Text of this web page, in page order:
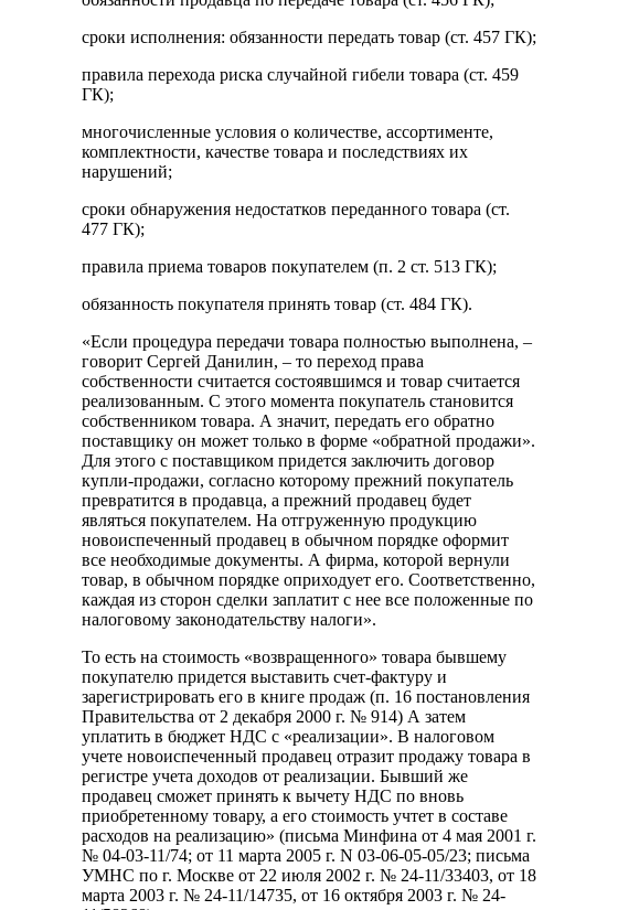
сроки исполнения: обязанности передать товар (ст. 457 ГК);
правила перехода риска случайной гибели товара (ст. 459
ГК);
многочисленные условия о количестве, ассортименте,
комплектности, качестве товара и последствиях их
нарушений;
сроки обнаружения недостатков переданного товара (ст.
477 ГК);
правила приема товаров покупателем (п. 2 ст. 513 ГК);
обязанность покупателя принять товар (ст. 484 ГК).
«Если процедура передачи товара полностью выполнена, –
говорит Сергей Данилин, – то переход права
собственности считается состоявшимся и товар считается
реализованным. С этого момента покупатель становится
собственником товара. А значит, передать его обратно
поставщику он может только в форме «обратной продажи».
Для этого с поставщиком придется заключить договор
купли-продажи, согласно которому прежний покупатель
превратится в продавца, а прежний продавец будет
являться покупателем. На отгруженную продукцию
новоиспеченный продавец в обычном порядке оформит
все необходимые документы. А фирма, которой вернули
товар, в обычном порядке оприходует его. Соответственно,
каждая из сторон сделки заплатит с нее все положенные по
налоговому законодательству налоги».
То есть на стоимость «возвращенного» товара бывшему
покупателю придется выставить счет-фактуру и
зарегистрировать его в книге продаж (п. 16 постановления
Правительства от 2 декабря 2000 г. № 914) А затем
уплатить в бюджет НДС с «реализации». В налоговом
учете новоиспеченный продавец отразит продажу товара в
регистре учета доходов от реализации. Бывший же
продавец сможет принять к вычету НДС по вновь
приобретенному товару, а его стоимость учтет в составе
расходов на реализацию» (письма Минфина от 4 мая 2001 г.
№ 04-03-11/74; от 11 марта 2005 г. N 03-06-05-05/23; письма
УМНС по г. Москве от 22 июля 2002 г. № 24-11/33403, от 18
марта 2003 г. № 24-11/14735, от 16 октября 2003 г. № 24-